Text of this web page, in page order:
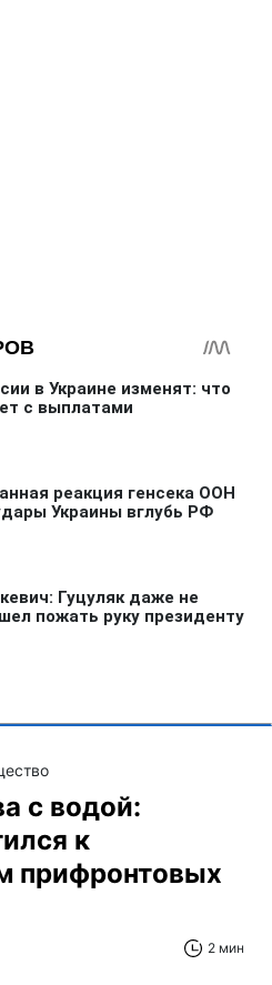
с водой:
к
прифронтовых
2 мин